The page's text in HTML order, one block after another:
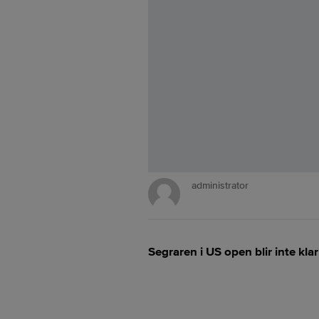
administrator
Segraren i US open blir inte